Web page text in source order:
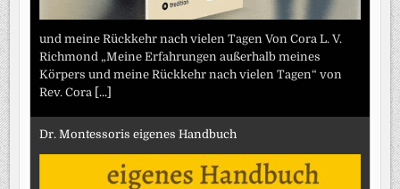
und meine Rückkehr nach vielen Tagen Von Cora L. V.
Richmond „Meine Erfahrungen außerhalb meines
Körpers und meine Rückkehr nach vielen Tagen“ von
Rev. Cora [...]
Dr. Montessoris eigenes Handbuch